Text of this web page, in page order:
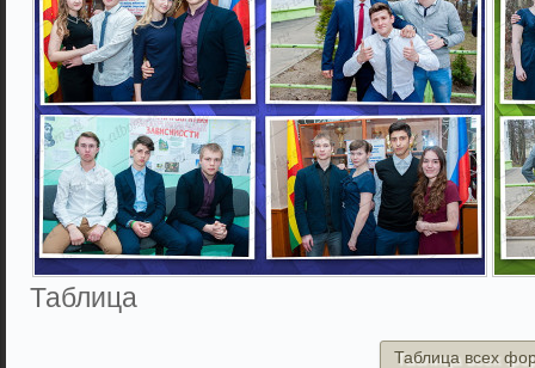
Таблица
Таблица всех